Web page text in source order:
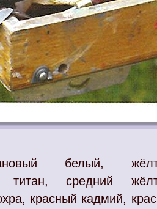
белый,
титан, средний
красный кадмий,